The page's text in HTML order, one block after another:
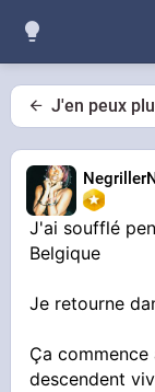
J'en peux
J'ai soufflé
Belgique
Je retourne
Ça
descendent